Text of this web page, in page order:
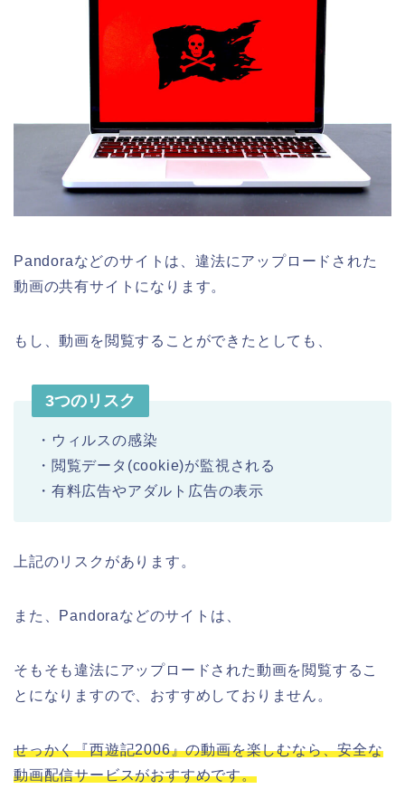
Pandoraなどのサイトは、違法にアップロードされた
動画の共有サイトになります。
もし、動画を閲覧することができたとしても、
3つのリスク
・ウィルスの感染
・閲覧データ(cookie)が監視される
・有料広告やアダルト広告の表示
上記のリスクがあります。
また、Pandoraなどのサイトは、
そもそも違法にアップロードされた動画を閲覧するこ
とになりますので、おすすめしておりません。
せっかく『西遊記2006』の動画を楽しむなら、安全な
動画配信サービスがおすすめです。